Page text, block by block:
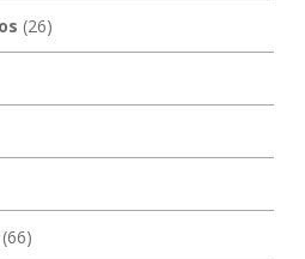
(26)
(66)